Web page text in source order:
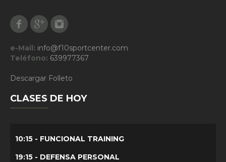
FacebookGoogle Plus
e-Mail: info@f10sportcenter.com
Teléfono: 639977367
Descargar Folleto
CLASES DE HOY
10:15 - FUNCIONAL TRAINING
19:15 - DEFENSA PERSONAL